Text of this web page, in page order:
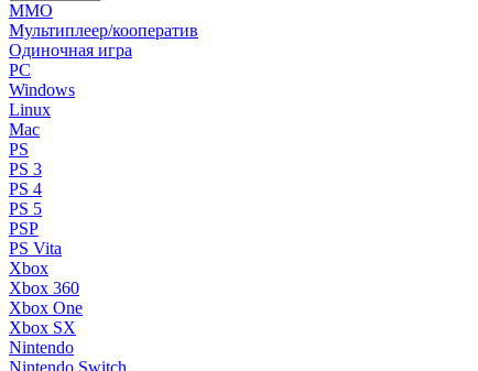
MMO
Мультиплеер/кооператив
Одиночная игра
PC
Windows
Linux
Mac
PS
PS 3
PS 4
PS 5
PSP
PS Vita
Xbox
Xbox 360
Xbox One
Xbox SX
Nintendo
Nintendo Switch